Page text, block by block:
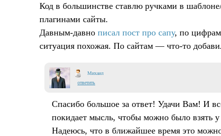
Код в большинстве ставлю ручками в
плагинами сайты.
Давным-давно писал пост про сапу, по
ситуация похожая. По сайтам — что-то
Михаил
ответить
Спасибо большое за ответ! Удачи Вам! И
покидает мысль, чтобы можно было взять
Надеюсь, что в ближайшее время это можно